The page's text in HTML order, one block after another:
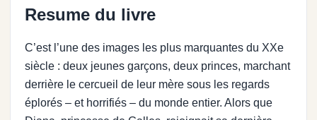
Resume du livre
C’est l’une des images les plus marquantes du XXe
siècle : deux jeunes garçons, deux princes, marchant
derrière le cercueil de leur mère sous les regards
éplorés – et horrifiés – du monde entier. Alors que